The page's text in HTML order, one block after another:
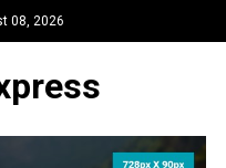
08, 2026